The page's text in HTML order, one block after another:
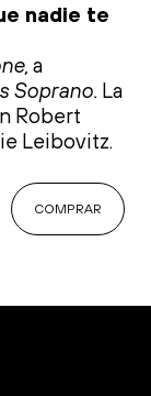
nadie te
a
Soprano. La
Robert
Leibovitz.
COMPRAR